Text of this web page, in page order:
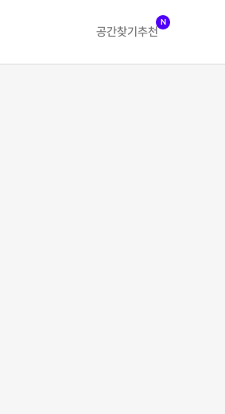
공간찾기 추천
N